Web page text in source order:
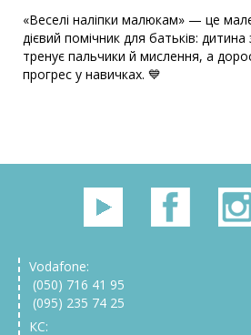
«Веселі наліпки малюкам» — це
дієвий помічник для батьків:
тренує пальчики й мислення, а
прогрес у навичках. 💙
Vodafone:
(050) 716 41 95
(095) 235 74 25
КС: